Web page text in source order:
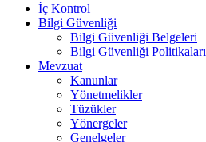
İç Kontrol
Bilgi Güvenliği
Bilgi Güvenliği Belgeleri
Bilgi Güvenliği Politikaları
Mevzuat
Kanunlar
Yönetmelikler
Tüzükler
Yönergeler
Genelgeler